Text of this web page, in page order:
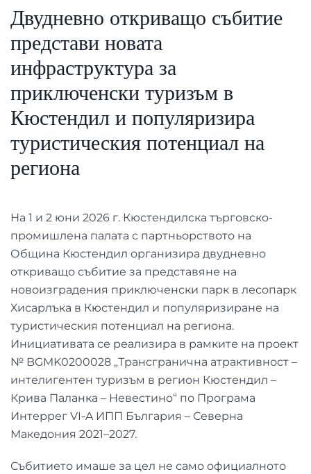
Двудневно откриващо събитие
представи новата
инфраструктура за
приключенски туризъм в
Кюстендил и популяризира
туристическия потенциал на
региона
На 1 и 2 юни 2026 г. Кюстендилска търговско-
промишлена палата с партньорството на
Община Кюстендил организира двудневно
откриващо събитие за представяне на
новоизградения приключенски парк в лесопарк
Хисарлъка в Кюстендил и популяризиране на
туристическия потенциал на региона.
Инициативата се реализира в рамките на проект
№ BGMK0200028 „Трансгранична атрактивност –
интелигентен туризъм в регион Кюстендил –
Крива Паланка – Невестино“ по Програма
Интеррег VI-A ИПП България – Северна
Македония 2021–2027.
Събитието имаше за цел не само официалното